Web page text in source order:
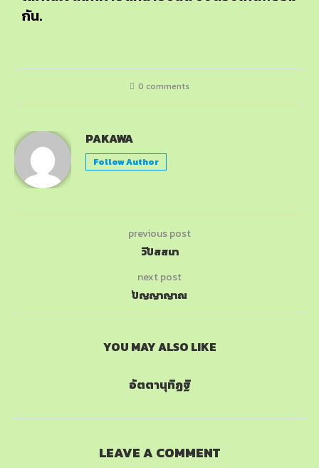
กัน.
0 comments
PAKAWA
Follow Author
previous post
วิปัสสนา
next post
ปัญญาญาณ
YOU MAY ALSO LIKE
อัตตานุทิฏฐิ
LEAVE A COMMENT